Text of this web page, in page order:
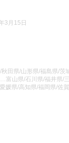
3月15日
田県/山形県/福島県/茨
山県/石川県/福井県/
媛県/高知県/福岡県/佐